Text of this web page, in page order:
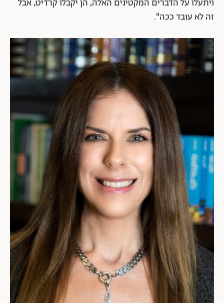
ויתעלו על הדברים המקטינים האלה, הן יקבלו קרדיט, אבל
זה לא עובד ככה".